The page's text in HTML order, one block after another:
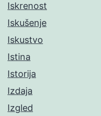
Iskrenost
Iskušenje
Iskustvo
Istina
Istorija
Izdaja
Izgled